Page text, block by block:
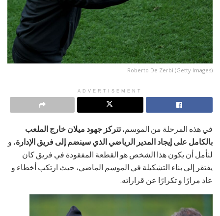
Roberto De Zerbi (Getty Images)
ADVERTISEMENT
في هذه المرحلة من الموسم،تتركز جهود ميلان خارج الملعب
بالكامل على إيجاد المدير الرياضي الذي سينضم إلى فريق الإدارة، و
لنأمل أن يكون هذا الشخص هو القطعة المفقودة في فريق كان
يفتقر إلى بناء التشكيلة في الموسم الماضي، حيث ارتكب أخطاء و
عاد مرارًا و تكرارًا عن قراراته.